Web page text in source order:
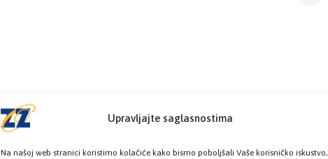
Upravljajte saglasnostima
Na našoj web stranici koristimo kolačiće kako bismo poboljšali Vaše korisničko iskustvo,